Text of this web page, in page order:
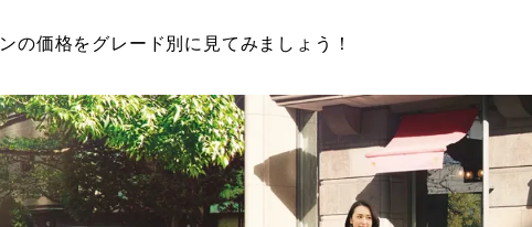
の価格をグレード別に見てみましょう！